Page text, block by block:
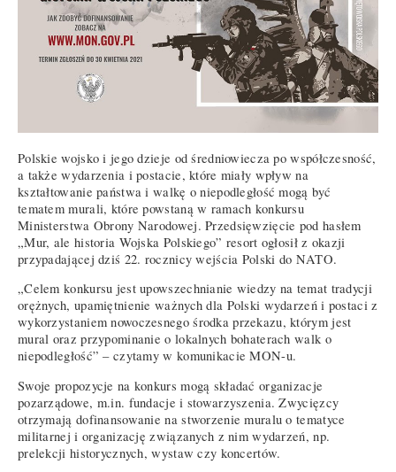
Polskie wojsko i jego dzieje od średniowiecza po współczesność,
a także wydarzenia i postacie, które miały wpływ na
kształtowanie państwa i walkę o niepodległość mogą być
tematem murali, które powstaną w ramach konkursu
Ministerstwa Obrony Narodowej. Przedsięwzięcie pod hasłem
„Mur, ale historia Wojska Polskiego” resort ogłosił z okazji
przypadającej dziś 22. rocznicy wejścia Polski do NATO.
„Celem konkursu jest upowszechnianie wiedzy na temat tradycji
orężnych, upamiętnienie ważnych dla Polski wydarzeń i postaci z
wykorzystaniem nowoczesnego środka przekazu, którym jest
mural oraz przypominanie o lokalnych bohaterach walk o
niepodległość” – czytamy w komunikacie MON-u.
Swoje propozycje na konkurs mogą składać organizacje
pozarządowe, m.in. fundacje i stowarzyszenia. Zwycięzcy
otrzymają dofinansowanie na stworzenie muralu o tematyce
militarnej i organizację związanych z nim wydarzeń, np.
prelekcji historycznych, wystaw czy koncertów.